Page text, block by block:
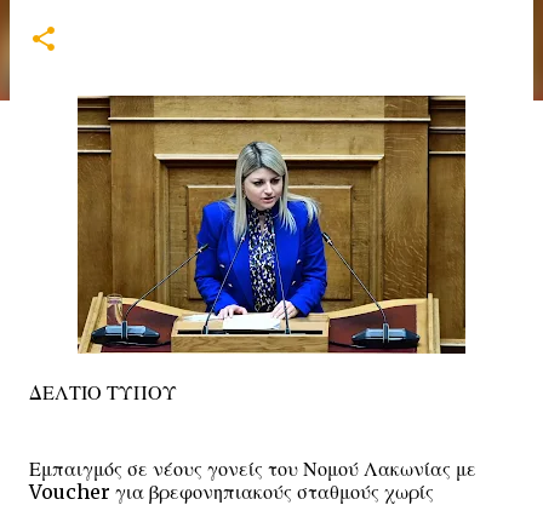
ΔΕΛΤΙΟ ΤΥΠΟΥ
Εμπαιγμός σε νέους γονείς του Νομού Λακωνίας με
Voucher για βρεφονηπιακούς σταθμούς χωρίς